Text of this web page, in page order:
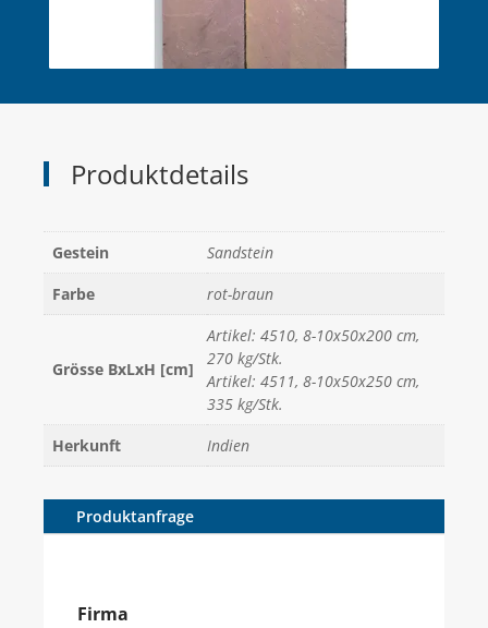
Produktdetails
Gestein
Sandstein
Farbe
rot-braun
Grösse BxLxH [cm]
Artikel: 4510, 8-10x50x200 cm,
270 kg/Stk.
Artikel: 4511, 8-10x50x250 cm,
335 kg/Stk.
Herkunft
Indien
Produktanfrage
Firma